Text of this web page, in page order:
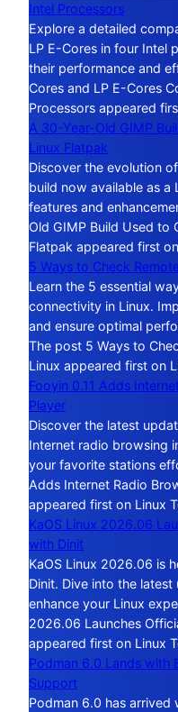
Intel Processors
Explore a detailed
LP E-Cores in four Intel
their performance and
Cores and LP E-Cores
Processors appeared
A 30-Year-Old GIMP
Linux Flatpak
Discover the evolution
build now available as a
features and
Old GIMP Build Used to
Flatpak appeared first
5 Ways to Check
Learn the 5 essential
connectivity in Linux.
and ensure optimal
The post 5 Ways to
Linux appeared first on
Fooyin 0.11 Adds
Player
Discover the latest
Internet radio browsing
your favorite stations
Adds Internet Radio
appeared first on Linux
KaOS Linux 2026.06
with Dinit
KaOS Linux 2026.06 is
Dinit. Dive into the
enhance your Linux
2026.06 Launches
appeared first on Linux
Podman 6.0 Lands with
Support
Podman 6.0 has arrived